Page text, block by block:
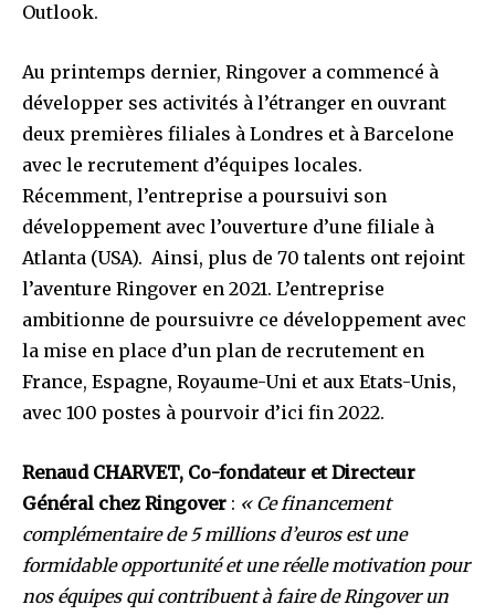
Outlook.
Au printemps dernier, Ringover a commencé à
développer ses activités à l’étranger en ouvrant
deux premières filiales à Londres et à Barcelone
avec le recrutement d’équipes locales.
Récemment, l’entreprise a poursuivi son
développement avec l’ouverture d’une filiale à
Atlanta (USA). Ainsi, plus de 70 talents ont rejoint
l’aventure Ringover en 2021. L’entreprise
ambitionne de poursuivre ce développement avec
la mise en place d’un plan de recrutement en
France, Espagne, Royaume-Uni et aux Etats-Unis,
avec 100 postes à pourvoir d’ici fin 2022.
Renaud CHARVET, Co-fondateur et Directeur
Général chez Ringover : « Ce financement
complémentaire de 5 millions d’euros est une
formidable opportunité et une réelle motivation pour
nos équipes qui contribuent à faire de Ringover un